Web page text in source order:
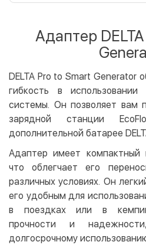
LiqPay
Google Pay
Безналичный расчет
Оплата на карту юр.лица
Оплата на счет юр.лица
Кредит
Мгновенная рассрочка
Оплата частями (Приватбанк)
Покупка частями (Монобанк)
Адаптер
DELTA Pro to Smart Generator
гибкость в использовании
системы. Он позволяет вам
зарядной станции
дополнительной батарее
Адаптер имеет компактный
что облегчает его
различных условиях. Он
его удобным для
в поездках или в
прочности и
долгосрочному